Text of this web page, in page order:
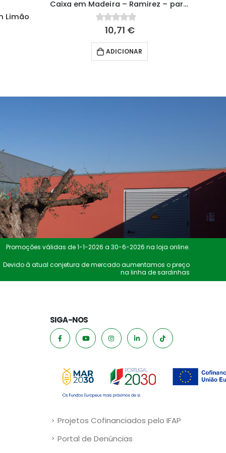
Limão
Caixa em Madeira – Ramirez – para 5 latas
fora de 5
10,71 €
ADICIONAR
Promoções válidas de 1-1-2026 a 30-6-2026 na loja online.
Devido à atual conjetura de mercado aumentamos o preço
na linha de sardinhas
SIGA-NOS
Projetos Cofinanciados pelo IFAP
Portal de Denúncias